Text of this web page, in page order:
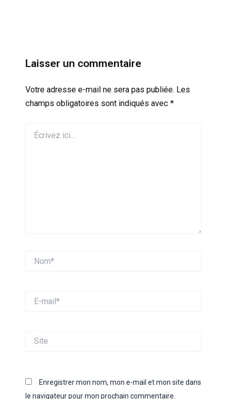
Laisser un commentaire
Votre adresse e-mail ne sera pas publiée. Les
champs obligatoires sont indiqués avec *
ici…
mail*
Enregistrer mon nom, mon e-mail et mon site dans
le navigateur pour mon prochain commentaire.